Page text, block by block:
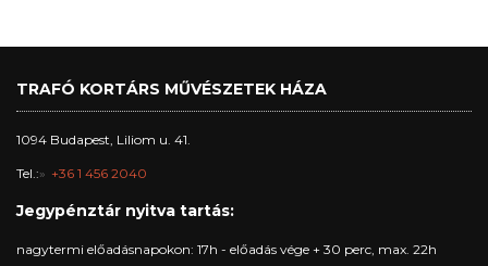
TRAFÓ KORTÁRS MŰVÉSZETEK HÁZA
1094 Budapest, Liliom u. 41.
Tel.: +36 1 456 2040
Jegypénztár nyitva tartás:
nagytermi előadásnapokon: 17h - előadás vége + 30 perc, max. 22h